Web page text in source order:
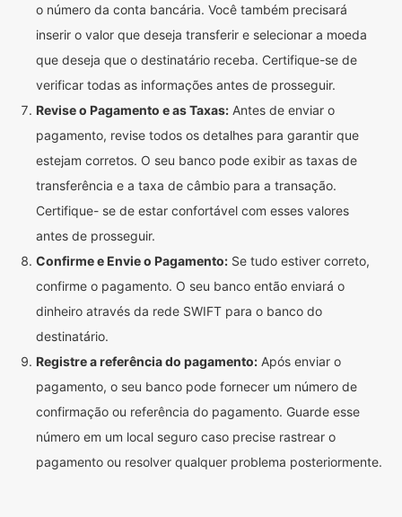
o número da conta bancária. Você também precisará
inserir o valor que deseja transferir e selecionar a moeda
que deseja que o destinatário receba. Certifique-se de
verificar todas as informações antes de prosseguir.
Revise o Pagamento e as Taxas: Antes de enviar o
pagamento, revise todos os detalhes para garantir que
estejam corretos. O seu banco pode exibir as taxas de
transferência e a taxa de câmbio para a transação.
Certifique- se de estar confortável com esses valores
antes de prosseguir.
Confirme e Envie o Pagamento: Se tudo estiver correto,
confirme o pagamento. O seu banco então enviará o
dinheiro através da rede SWIFT para o banco do
destinatário.
Registre a referência do pagamento: Após enviar o
pagamento, o seu banco pode fornecer um número de
confirmação ou referência do pagamento. Guarde esse
número em um local seguro caso precise rastrear o
pagamento ou resolver qualquer problema posteriormente.